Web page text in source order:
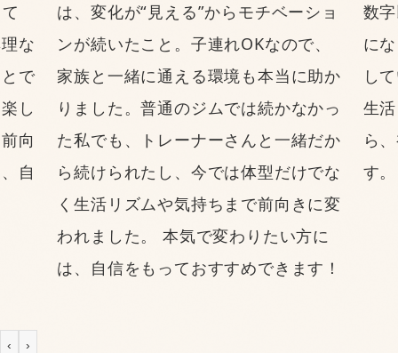
な
で
し
向
自
は、変化が“見える”からモチベーショ
ンが続いたこと。子連れOKなので、
家族と一緒に通える環境も本当に助か
りました。普通のジムでは続かなかっ
た私でも、トレーナーさんと一緒だか
ら続けられたし、今では体型だけでな
く生活リズムや気持ちまで前向きに変
われました。 本気で変わりたい方に
は、自信をもっておすすめできます！
数
に
し
生
ら
す。
‹ ›